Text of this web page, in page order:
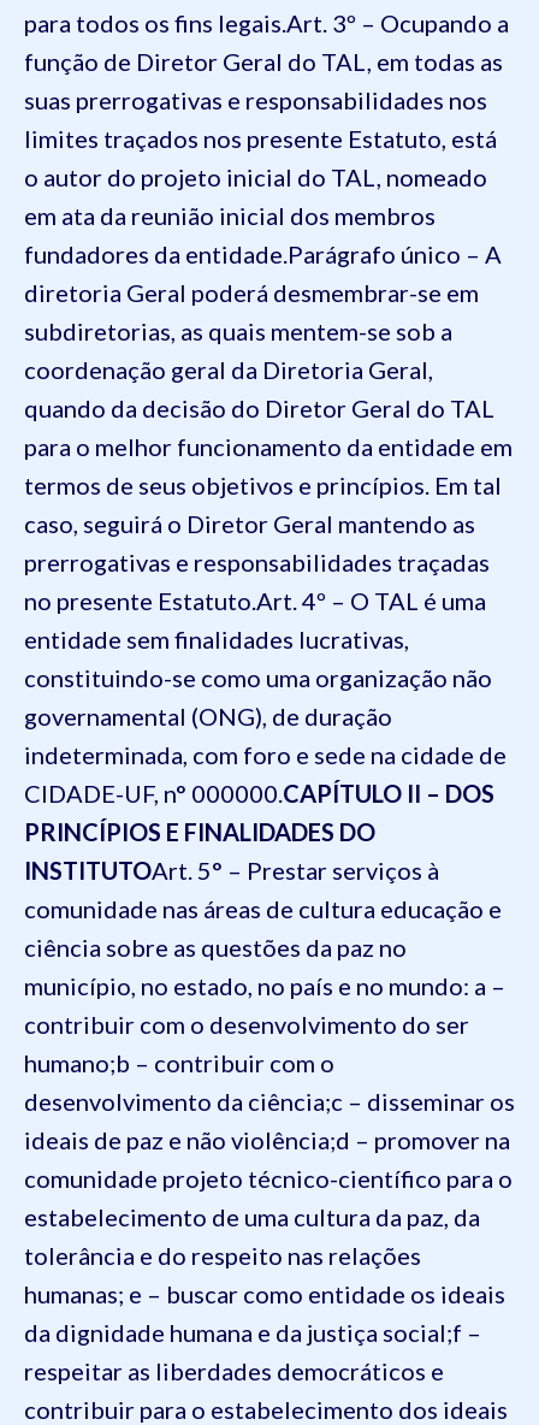
para todos os fins legais.Art. 3º – Ocupando a
função de Diretor Geral do TAL, em todas as
suas prerrogativas e responsabilidades nos
limites traçados nos presente Estatuto, está
o autor do projeto inicial do TAL, nomeado
em ata da reunião inicial dos membros
fundadores da entidade.Parágrafo único – A
diretoria Geral poderá desmembrar-se em
subdiretorias, as quais mentem-se sob a
coordenação geral da Diretoria Geral,
quando da decisão do Diretor Geral do TAL
para o melhor funcionamento da entidade em
termos de seus objetivos e princípios. Em tal
caso, seguirá o Diretor Geral mantendo as
prerrogativas e responsabilidades traçadas
no presente Estatuto.Art. 4º – O TAL é uma
entidade sem finalidades lucrativas,
constituindo-se como uma organização não
governamental (ONG), de duração
indeterminada, com foro e sede na cidade de
CIDADE-UF, n° 000000.CAPÍTULO II – DOS
PRINCÍPIOS E FINALIDADES DO
INSTITUTOArt. 5° – Prestar serviços à
comunidade nas áreas de cultura educação e
ciência sobre as questões da paz no
município, no estado, no país e no mundo: a –
contribuir com o desenvolvimento do ser
humano;b – contribuir com o
desenvolvimento da ciência;c – disseminar os
ideais de paz e não violência;d – promover na
comunidade projeto técnico-científico para o
estabelecimento de uma cultura da paz, da
tolerância e do respeito nas relações
humanas; e – buscar como entidade os ideais
da dignidade humana e da justiça social;f –
respeitar as liberdades democráticos e
contribuir para o estabelecimento dos ideais